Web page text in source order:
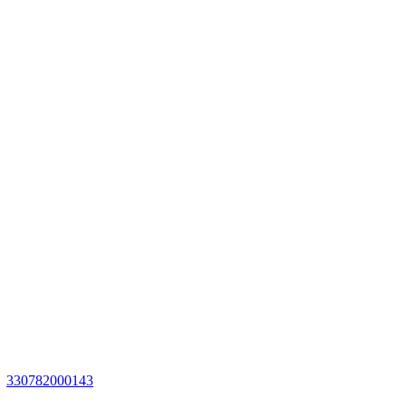
330782000143